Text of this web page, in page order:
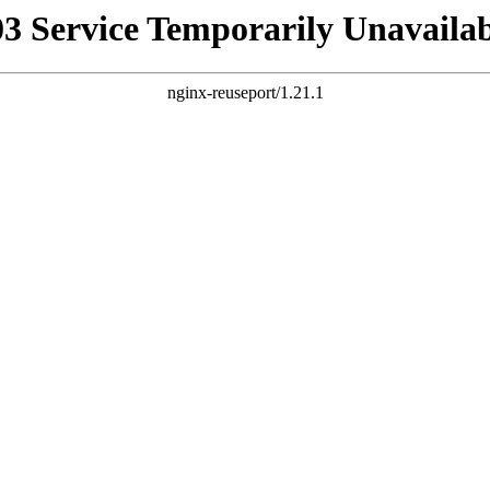
Service Temporarily
nginx-reuseport/1.21.1